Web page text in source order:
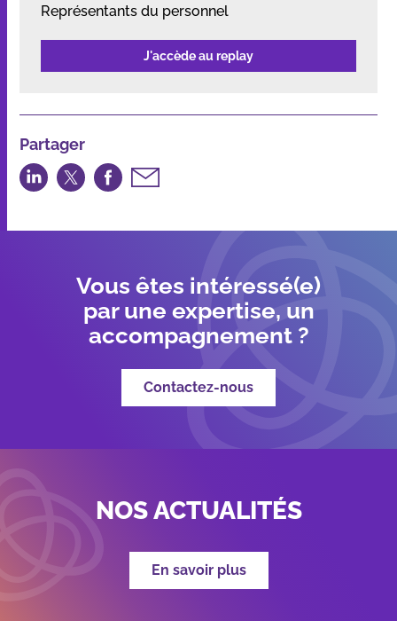
Représentants du personnel
J'accède au replay
Partager
Partager
sur
Partager
sur
Partager
sur
par
Vous êtes intéressé(e)
par une expertise, un
accompagnement ?
Contactez-nous
NOS ACTUALITÉS
En savoir plus